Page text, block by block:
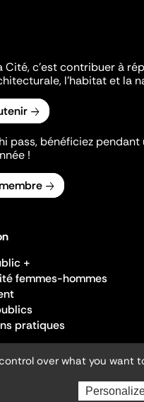
Cité, c'est contribuer à
l'habitat et la
pass, bénéficiez
!
+
femmes-hommes
pratiques
over what you want